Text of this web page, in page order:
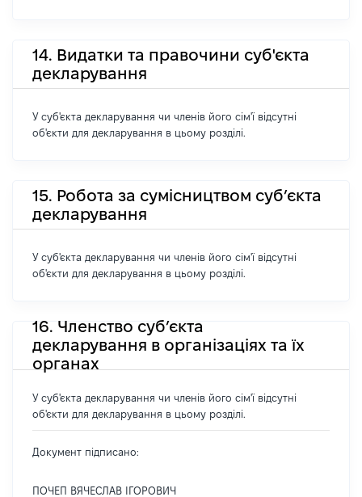
14. Видатки та правочини суб'єкта
декларування
У суб'єкта декларування чи членів його сім'ї відсутні
об'єкти для декларування в цьому розділі.
15. Робота за сумісництвом суб’єкта
декларування
У суб'єкта декларування чи членів його сім'ї відсутні
об'єкти для декларування в цьому розділі.
16. Членство суб’єкта
декларування в організаціях та їх
органах
У суб'єкта декларування чи членів його сім'ї відсутні
об'єкти для декларування в цьому розділі.
Документ підписано:
ПОЧЕП ВЯЧЕСЛАВ ІГОРОВИЧ